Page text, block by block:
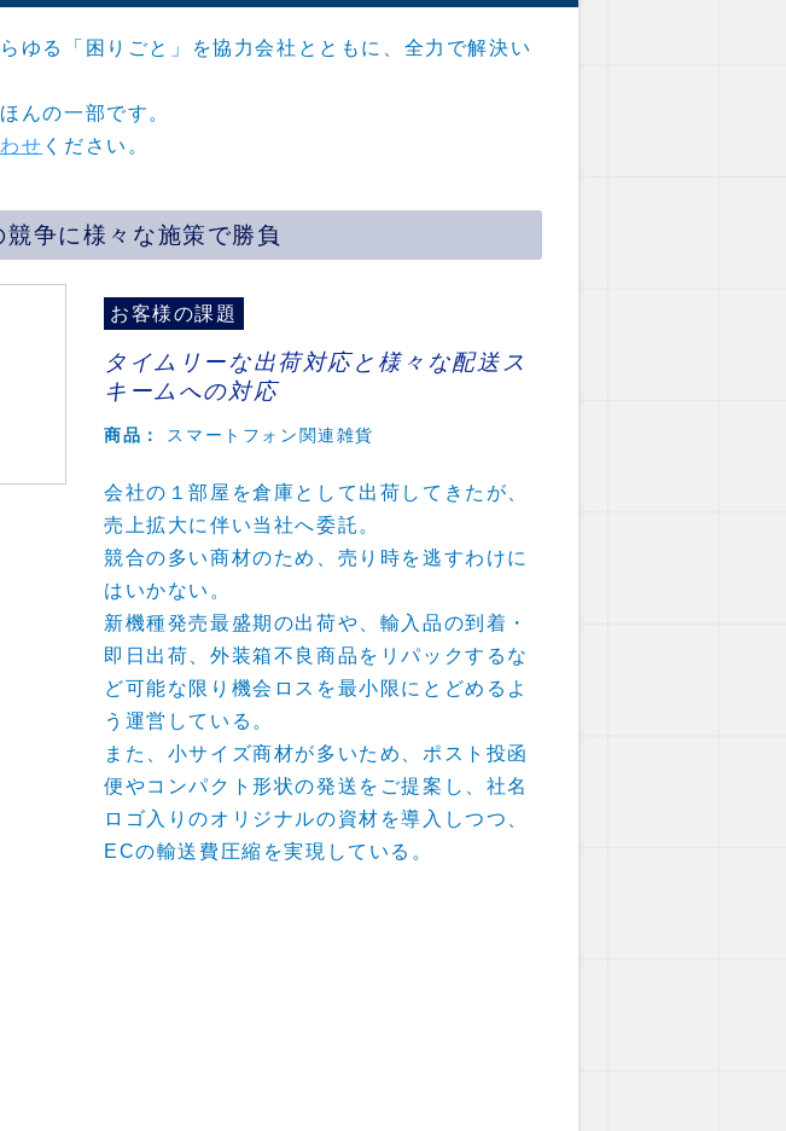
ゆる「困りごと」を協力会社とともに、全力で解決い
んの一部です。
せ ください。
争に様々な施策で勝負
お客様の課題
タイムリーな出荷対応と様々な配送ス
キームへの対応
商品： スマートフォン関連雑貨
会社の１部屋を倉庫として出荷してきたが、
売上拡大に伴い当社へ委託。
競合の多い商材のため、売り時を逃すわけに
はいかない。
新機種発売最盛期の出荷や、輸入品の到着・
即日出荷、外装箱不良商品をリパックするな
ど可能な限り機会ロスを最小限にとどめるよ
う運営している。
また、小サイズ商材が多いため、ポスト投函
便やコンパクト形状の発送をご提案し、社名
ロゴ入りのオリジナルの資材を導入しつつ、
ECの輸送費圧縮を実現している。